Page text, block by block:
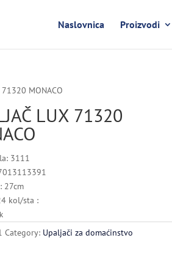
Naslovnica Proizvodi
71320 MONACO
LUX 71320
3111
27cm
kol/sta :
Category: Upaljači za domaćinstvo